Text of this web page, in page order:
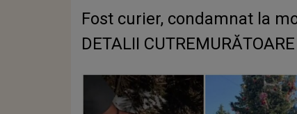
Fost curier, condamnat la
DETALII